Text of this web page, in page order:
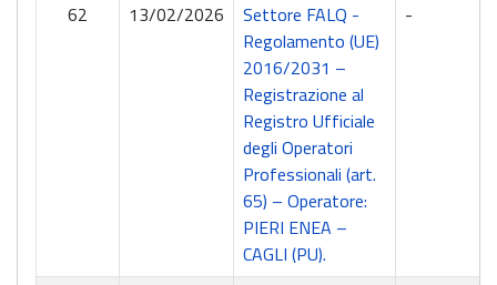
62 13/02/2026
Settore FALQ -
Regolamento (UE)
2016/2031 –
Registrazione al
Registro Ufficiale
degli Operatori
Professionali (art.
65) – Operatore:
PIERI ENEA –
CAGLI (PU).
-